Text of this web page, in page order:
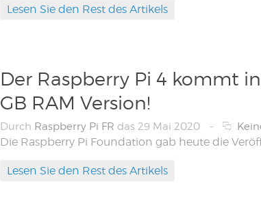
Lesen Sie den Rest des Artikels
Der Raspberry Pi 4 kommt
GB RAM Version!
Durch Raspberry Pi FR das 29 Mai 2020 -
Lesen Sie den Rest des Artikels